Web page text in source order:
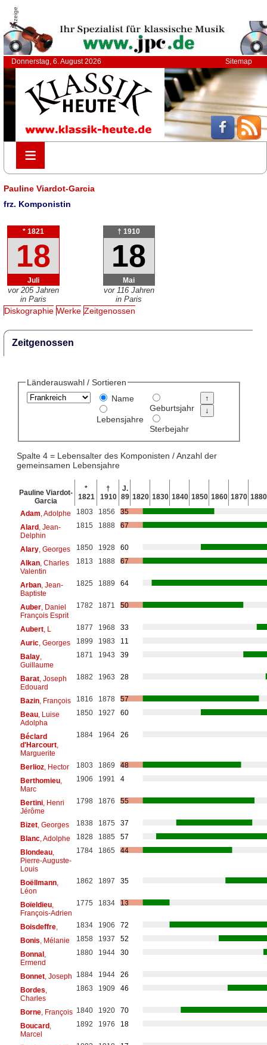
Anzeige
Donnerstag, 6. August 2026 Sitemap
≡
≡
Pauline Viardot-Garcia
frz. Komponistin
* 1821
18
Juli
vor 205 Jahren
in Paris
† 1910
18
Mai
vor 116 Jahren
in Paris
Diskographie Werke Zeitgenossen
Zeitgenossen
Länderauswahl / Sortieren
Name
Lebensjahre
Geburtsjahr
Sterbejahr
Spalte 4 = Lebensalter des Komponisten / Anzahl der
gemeinsamen Lebensjahre
Pauline Viardot-
Garcia
*
1821
†
1910
J.
89 1820 1830 1840 1850 1860 1870 1880
Adam , Adolphe 1803 1856
35
Alard, Jean-
Delphin
1815 1888 67
Alary, Georges 1850 1928
60
Alkan, Charles
Valentin
1813 1888 67
Arban, Jean-
Baptiste
1825 1889 64
Auber, Daniel
François Esprit
1782 1871 50
Aubert, L 1877 1968
33
Auric, Georges 1899 1983
11
Balay,
Guillaume
1871 1943 39
Barat, Joseph
Edouard
1882 1963 28
Bazin, François 1816 1878
57
Beau, Luise
Adolpha
1850 1927 60
Béclard
d'Harcourt,
Marguerite
1884 1964 26
Berlioz, Hector 1803 1869
48
Berthomieu,
Marc
1906 1991 4
Bertini, Henri
Jérôme
1798 1876 55
Bizet, Georges 1838 1875
37
Blanc, Adolphe 1828 1885
57
Blondeau,
Pierre-Auguste-
Louis
1784 1865 44
Boëllmann,
Léon
1862 1897 35
Boïeldieu,
François-Adrien
1775 1834 13
Boisdeffre, 1834 1906
72
Bonis , Mélanie 1858 1937
52
Bonnal,
Ermend
1880 1944 30
Bonnet, Joseph 1884 1944
26
Bordes
Charles
1863 1909 46
Borne, François 1840 1920
70
Boucard,
Marcel
1892 1976 18